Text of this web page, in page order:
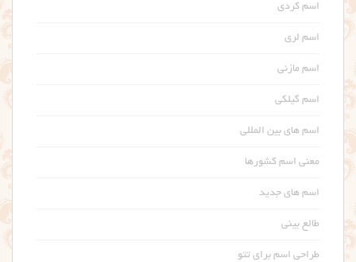
اسم کردی
اسم لری
اسم مازنی
اسم گیلکی
اسم های بین المللی
معنی اسم کشورها
اسم های جدید
طالع بینی
طراحی اسم برای تتو